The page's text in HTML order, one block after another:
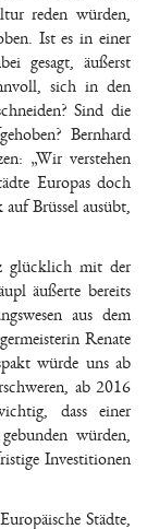
reden würden,
Ist es in einer
gesagt, äußerst
sich in den
Sind die
Bernhard
„Wir verstehen
Europas doch
Brüssel ausübt,
glücklich mit der
äußerte bereits
aus dem
Renate
würde uns ab
ab 2016
dass einer
würden,
Investitionen
Städte,